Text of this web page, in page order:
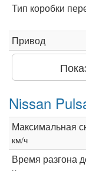
Тип коробки
Привод
Nissan
Максимальная
км/ч
Время разгона